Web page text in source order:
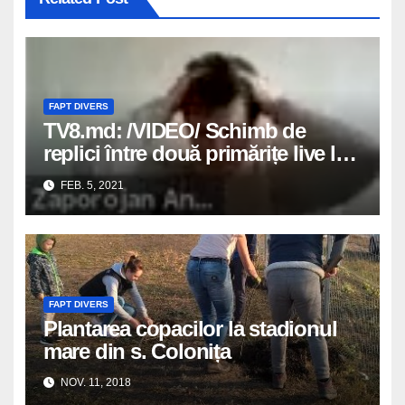
FAPT DIVERS
TV8.md: /VIDEO/ Schimb de
replici între două primărițe live la
o ședință: „Lepăd primăria dacă
am să am atâtea diamante”
FEB. 5, 2021
FAPT DIVERS
Plantarea copacilor la stadionul
mare din s. Colonița
NOV. 11, 2018